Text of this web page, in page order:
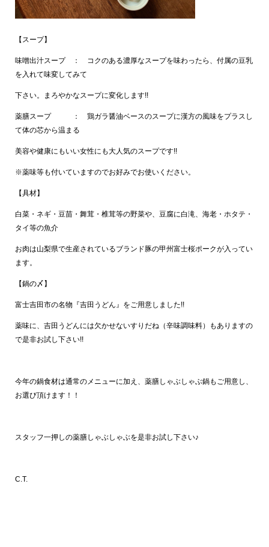
【スープ】
味噌出汁スープ ： コクのある濃厚なスープを味わったら、付属の豆乳
を入れて味変してみて
下さい。まろやかなスープに変化します!!
薬膳スープ ： 鶏ガラ醤油ベースのスープに漢方の風味をプラスし
て体の芯から温まる
美容や健康にもいい女性にも大人気のスープです!!
※薬味等も付いていますのでお好みでお使いください。
【具材】
白菜・ネギ・豆苗・舞茸・椎茸等の野菜や、豆腐に白滝、海老・ホタテ・
タイ等の魚介
お肉は山梨県で生産されているブランド豚の甲州富士桜ポークが入ってい
ます。
【鍋の〆】
富士吉田市の名物『吉田うどん』をご用意しました!!
薬味に、吉田うどんには欠かせないすりだね（辛味調味料）もありますの
で是非お試し下さい!!
今年の鍋食材は通常のメニューに加え、薬膳しゃぶしゃぶ鍋もご用意し、
お選び頂けます！！
スタッフ一押しの薬膳しゃぶしゃぶを是非お試し下さい♪
C.T.